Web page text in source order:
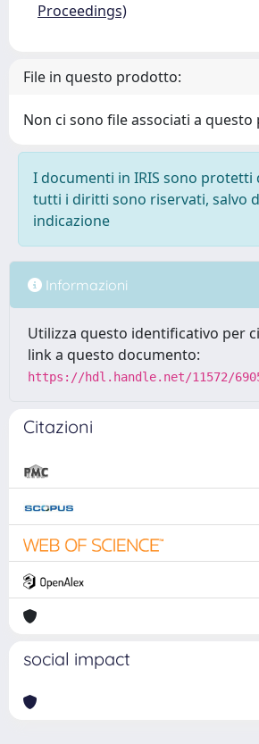
Proceedings)
File in questo prodotto:
Non ci sono file associati a
I documenti in IRIS sono protetti
tutti i diritti sono riservati, salvo
indicazione
Informazioni
Utilizza questo identificativo per
link a questo documento:
https://hdl.handle.net/11572/
Citazioni
social impact